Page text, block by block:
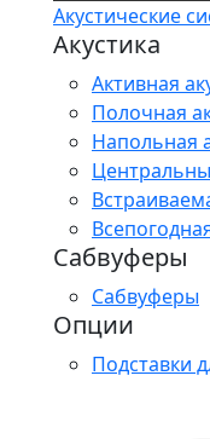
Акустические
Акустика
Активная
Полочная
Напольная
Сабвуферы
Сабвуферы
Опции
Подставки